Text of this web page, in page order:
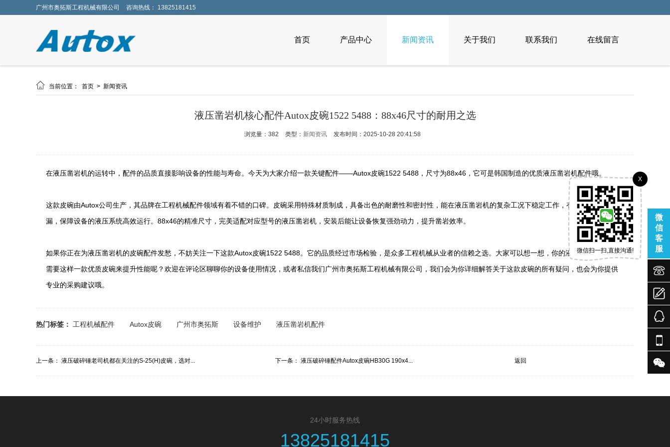
广州市奥拓斯工程机械有限公司 咨询热线： 13825181415
首页 产品中心 新闻资讯 关于我们 联系我们 在线留言
 当前位置： 首页 > 新闻资讯
液压凿岩机核心配件Autox皮碗1522 5488：88x46尺寸的耐用之选
浏览量：382 类型： 新闻资讯 发布时间：2025-10-28 20:41:58
在液压凿岩机的运转中，配件的品质直接影响设备的性能与寿命。今天为大家介绍一款关键配件——Autox皮碗1522 5488，尺寸为88x46，它可是韩国制造的优质液压凿岩机配件哦。
这款皮碗由Autox公司生产，其品牌在工程机械配件领域有着不错的口碑。皮碗采用特殊材质制成，具备出色的耐磨性和密封性，能在液压凿岩机的复杂工况下稳定工作，有效防止液压油泄
漏，保障设备的液压系统高效运行。88x46的精准尺寸，完美适配对应型号的液压凿岩机，安装后能让设备恢复强劲动力，提升凿岩效率。
如果你正在为液压凿岩机的皮碗配件发愁，不妨关注一下这款Autox皮碗1522 5488。它的品质经过市场检验，是众多工程机械从业者的信赖之选。大家可以想一想，你的液压凿岩机是否也
需要这样一款优质皮碗来提升性能呢？欢迎在评论区聊聊你的设备使用情况，或者私信我们广州市奥拓斯工程机械有限公司，我们会为你详细解答关于这款皮碗的所有疑问，也会为你提供
专业的采购建议哦。
热门标签： 工程机械配件 Autox皮碗 广州市奥拓斯 设备维护 液压凿岩机配件
上一条： 液压破碎锤老司机都在关注的S-25(H)皮碗，选对... 下一条： 液压破碎锤配件Autox皮碗HB30G 190x4... 返回
24小时服务热线
13825181415
微
信
客
服
X
微信扫一扫,直接沟通!




